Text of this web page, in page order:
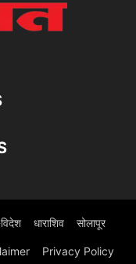
धाराशिव सोलापूर
Privacy Policy